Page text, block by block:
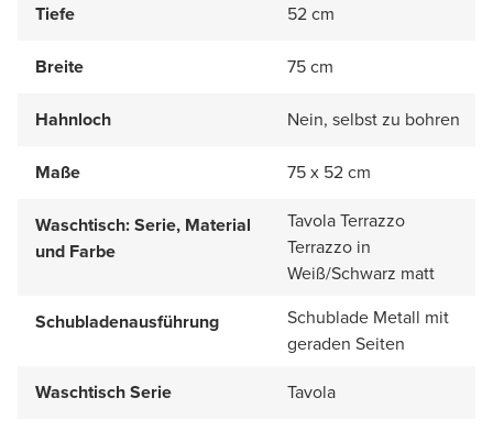
Tiefe
52 cm
Breite 75 cm
Hahnloch Nein, selbst zu bohren
Maße 75 x 52 cm
Waschtisch: Serie, Material
und Farbe
Tavola Terrazzo
Terrazzo in
Weiß/Schwarz matt
Schubladenausführung
Schublade Metall mit
geraden Seiten
Waschtisch Serie
Tavola